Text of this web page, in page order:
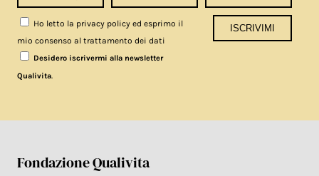
Ho letto la privacy policy ed esprimo il
mio consenso al trattamento dei dati
Desidero iscrivermi alla newsletter
Qualivita.
Fondazione Qualivita